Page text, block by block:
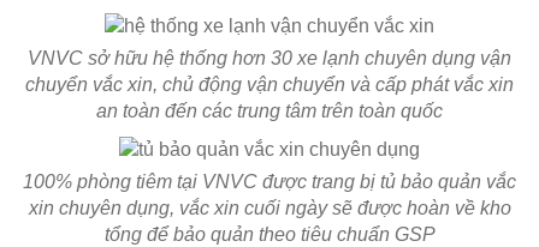
VNVC sở hữu hệ thống hơn 30 xe lạnh chuyên dụng vận
chuyển vắc xin, chủ động vận chuyển và cấp phát vắc xin
an toàn đến các trung tâm trên toàn quốc
100% phòng tiêm tại VNVC được trang bị tủ bảo quản vắc
xin chuyên dụng, vắc xin cuối ngày sẽ được hoàn về kho
tổng để bảo quản theo tiêu chuẩn GSP